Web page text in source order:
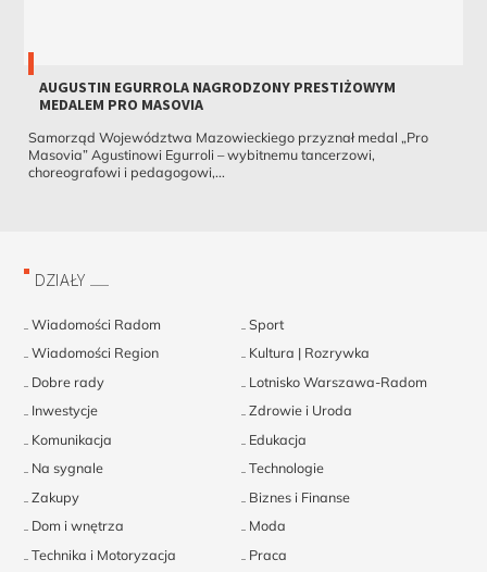
AUGUSTIN EGURROLA NAGRODZONY PRESTIŻOWYM
MEDALEM PRO MASOVIA
Samorząd Województwa Mazowieckiego przyznał medal „Pro
Masovia” Agustinowi Egurroli – wybitnemu tancerzowi,
choreografowi i pedagogowi,...
DZIAŁY
Wiadomości Radom
Sport
Wiadomości Region
Kultura | Rozrywka
Dobre rady
Lotnisko Warszawa-Radom
Inwestycje
Zdrowie i Uroda
Komunikacja
Edukacja
Na sygnale
Technologie
Zakupy
Biznes i Finanse
Dom i wnętrza
Moda
Technika i Motoryzacja
Praca